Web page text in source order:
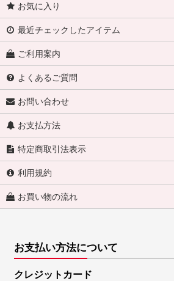
お気に入り
最近チェックしたアイテム
ご利用案内
よくあるご質問
お問い合わせ
お支払方法
特定商取引法表示
利用規約
お買い物の流れ
お支払い方法について
クレジットカード